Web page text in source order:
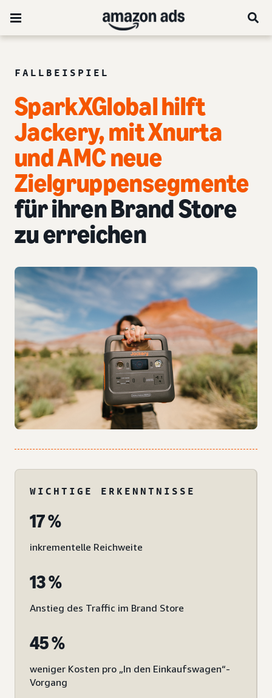
FALLBEISPIEL
SparkXGlobal hilft
Jackery, mit Xnurta
und AMC neue
Zielgruppensegmente
für ihren Brand Store
zu erreichen
WICHTIGE ERKENNTNISSE
17 %
inkrementelle Reichweite
13 %
Anstieg des Traffic im Brand Store
45 %
weniger Kosten pro „In den Einkaufswagen“-
Vorgang